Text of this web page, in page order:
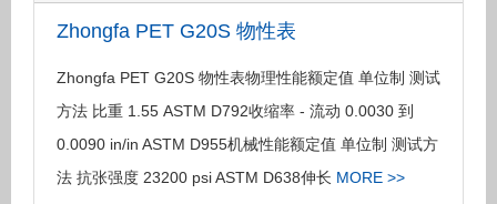
Zhongfa PET G20S 物性表
Zhongfa PET G20S 物性表物理性能额定值 单位制 测试
方法 比重 1.55 ASTM D792收缩率 - 流动 0.0030 到
0.0090 in/in ASTM D955机械性能额定值 单位制 测试方
法 抗张强度 23200 psi ASTM D638伸长 MORE >>